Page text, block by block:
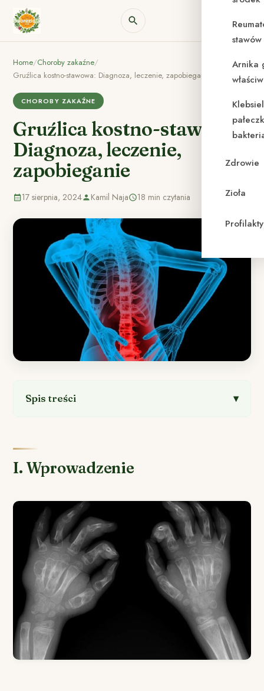
Arnika
Zdrowie
Zioła
Home/Choroby zakaźne/
Gruźlica kostno-stawowa: Diagnoza, leczenie, zapobieganie
CHOROBY ZAKAŹNE
Gruźlica kostno-stawowa:
Diagnoza, leczenie,
zapobieganie
17 sierpnia, 2024 Kamil Naja 18 min czytania
Spis treści
I. Wprowadzenie